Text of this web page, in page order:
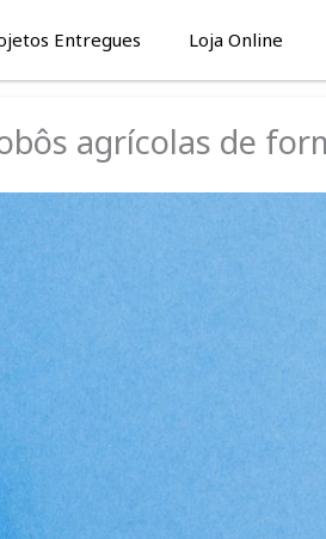
Entregues Loja Online
agrícolas de